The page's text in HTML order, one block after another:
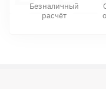
Безналичный
расчёт